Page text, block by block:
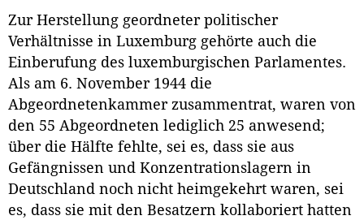
Zur Herstellung geordneter politischer
Verhältnisse in Luxemburg gehörte auch die
Einberufung des luxemburgischen Parlamentes.
Als am 6. November 1944 die
Abgeordnetenkammer zusammentrat, waren von
den 55 Abgeordneten lediglich 25 anwesend;
über die Hälfte fehlte, sei es, dass sie aus
Gefängnissen und Konzentrationslagern in
Deutschland noch nicht heimgekehrt waren, sei
es, dass sie mit den Besatzern kollaboriert hatten